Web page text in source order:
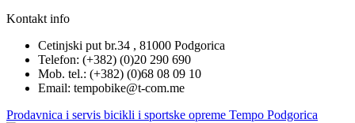
Kontakt info
Cetinjski put br.34 , 81000 Podgorica
Telefon: (+382) (0)20 290 690
Mob. tel.: (+382) (0)68 08 09 10
Email: tempobike@t-com.me
Prodavnica i servis bicikli i sportske opreme Tempo Podgorica